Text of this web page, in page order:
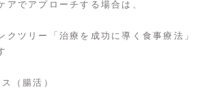
アでアプローチする場合は、
ツリー「治療を成功に導く食事療法」
（腸活）